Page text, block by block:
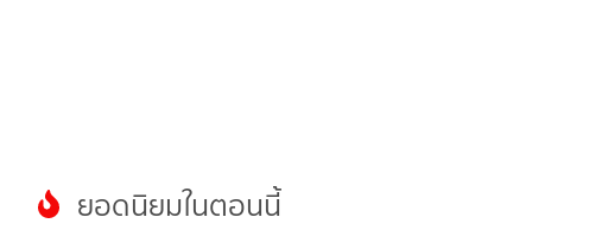
ยอดนิยมในตอนนี้